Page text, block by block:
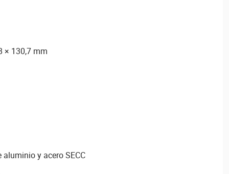
× 130,7 mm
y acero SECC